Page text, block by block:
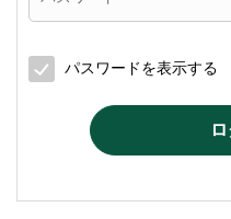
パスワードを表示する